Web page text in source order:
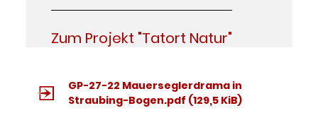
Zum Projekt "Tatort Natur"
GP-27-22 Mauerseglerdrama in
Straubing-Bogen.pdf (129,5 KiB)